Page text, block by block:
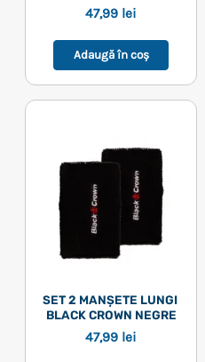
47,99 lei
Adaugă în coș
SET 2 MANȘETE LUNGI
BLACK CROWN NEGRE
47,99 lei